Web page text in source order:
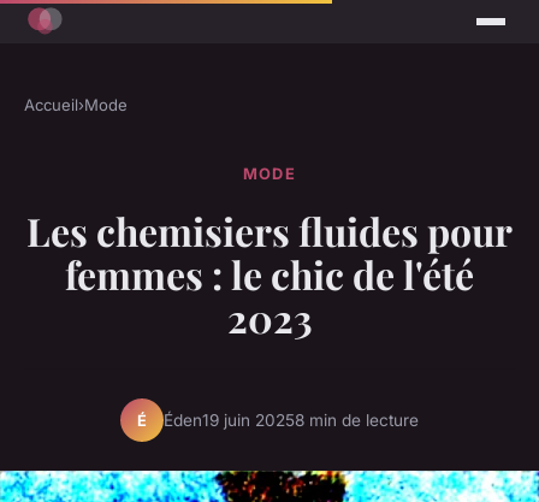
Accueil›Mode
MODE
Les chemisiers fluides pour
femmes : le chic de l'été
2023
É Éden19 juin 20258 min de lecture